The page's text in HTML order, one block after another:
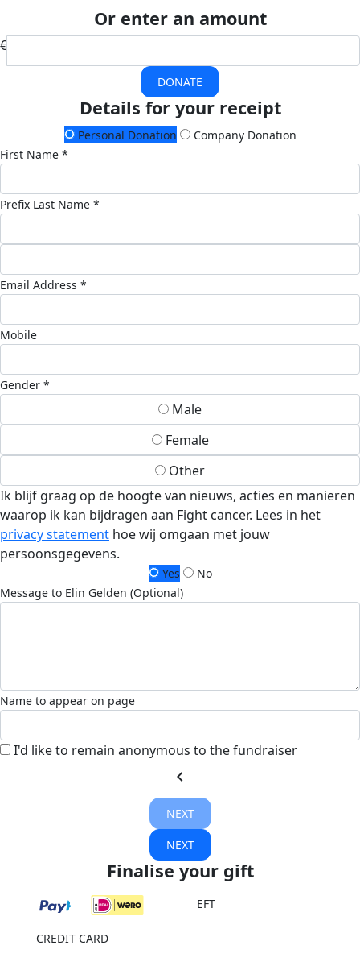
Or enter an amount
€
DONATE
Details for your receipt
Personal Donation
Company Donation
First Name *
Prefix Last Name *
Email Address *
Mobile
Gender *
Male
Female
Other
Ik blijf graag op de hoogte van nieuws, acties en manieren
waarop ik kan bijdragen aan Fight cancer. Lees in het
privacy statement hoe wij omgaan met jouw
persoonsgegevens.
Yes
No
Message to Elin Gelden (Optional)
Name to appear on page
I'd like to remain anonymous to the fundraiser
chevron_left
NEXT
NEXT
Finalise your gift
EFT
CREDIT CARD